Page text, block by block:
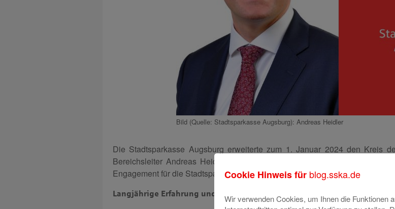
Bild (Quelle: Stadtsparkasse Augsburg): Andreas Heidler
Die Stadtsparkasse Augsburg erweiterte zum 1. Januar 2024 den Kreis
Bereichsleiter Andreas Heidler. Diese Entscheidung unterstreicht das
Engagement für die Stadtsparkasse Augsburg.
Langjährige Erfahrung und Expertise
Cookie Hinweis für blog.sska.de
Wir verwenden Cookies, um Ihnen die Funktionen